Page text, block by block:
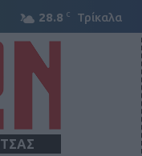
28.8 C Τρίκαλα